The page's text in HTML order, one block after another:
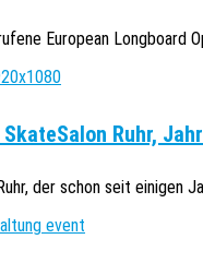
European Longboard
Ruhr,
der schon seit einigen